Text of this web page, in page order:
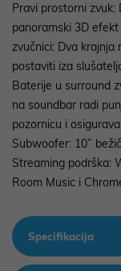
Pravi prostorni
panoramski 3D
zvučnici: Dva krajnja
postaviti iza
Baterije u surround
na soundbar radi
pozornicu i
Subwoofer: 10”
Streaming podrška:
Room Music i
Specifikacija